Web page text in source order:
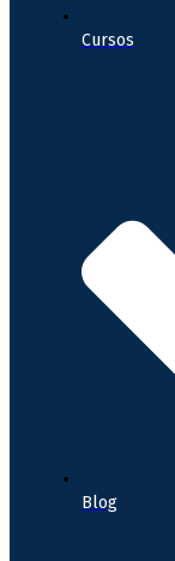
Cursos
Blog